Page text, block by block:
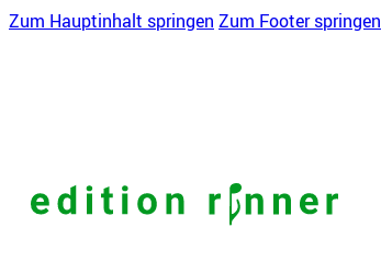
Zum Hauptinhalt springen Zum Footer springen